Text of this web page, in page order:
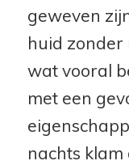
geweven
huid
wat vooral
met een
nachts